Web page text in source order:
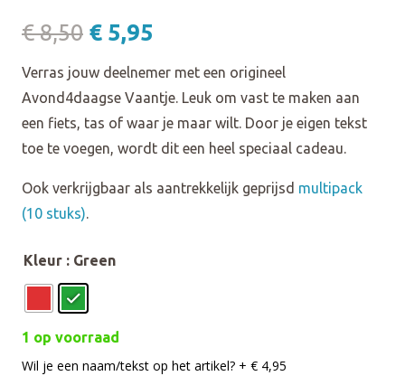
€8,50 Oorspronkelijke
was:
€ 8,50.
€ 5,95
is:
€ 5,95.
Verras jouw deelnemer met een origineel
Avond4daagse Vaantje. Leuk om vast te maken aan
een fiets, tas of waar je maar wilt. Door je eigen tekst
toe te voegen, wordt dit een heel speciaal cadeau.
Ook verkrijgbaar als aantrekkelijk geprijsd multipack
(10 stuks)
Kleur : Green
1 op voorraad
Wil je een naam/tekst op het artikel? + € 4,95